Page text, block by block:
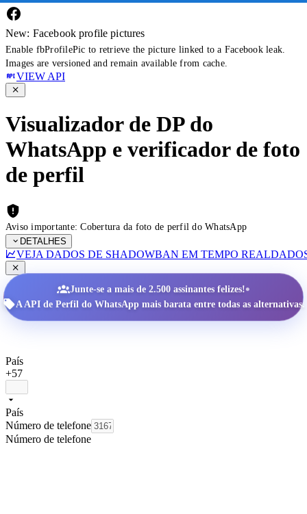
New: Facebook profile pictures
Enable fbProfilePic to retrieve the picture linked to a Facebook leak.
Images are versioned and remain available from cache.
VIEW API
Visualizador de DP do
WhatsApp e verificador de foto
de perfil
Aviso importante: Cobertura da foto de perfil do WhatsApp
DETALHES
VEJA DADOS DE SHADOWBAN EM TEMPO REAL
Junte-se a mais de 2.500 assinantes felizes!•
A API de Perfil do WhatsApp mais barata entre todas as alternativas.
País
+57
País
Número de telefone
Número de telefone